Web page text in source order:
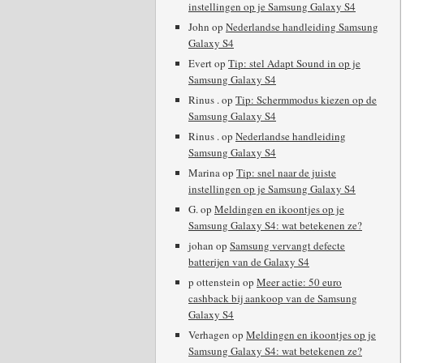
instellingen op je Samsung Galaxy S4
John op Nederlandse handleiding Samsung
Galaxy S4
Evertop Tip: stel Adapt Sound in op je
Samsung Galaxy S4
Rinus .op Tip: Schermmodus kiezen op de
Samsung Galaxy S4
Rinus .op Nederlandse handleiding
Samsung Galaxy S4
Marinaop Tip: snel naar de juiste
instellingen op je Samsung Galaxy S4
G.op Meldingen en ikoontjes op je
Samsung Galaxy S4: wat betekenen ze?
johan op Samsung vervangt defecte
batterijen van de Galaxy S4
p ottenstein op Meer actie: 50 euro
cashback bij aankoop van de Samsung
Galaxy S4
Verhagen op Meldingen en ikoontjes op je
Samsung Galaxy S4: wat betekenen ze?